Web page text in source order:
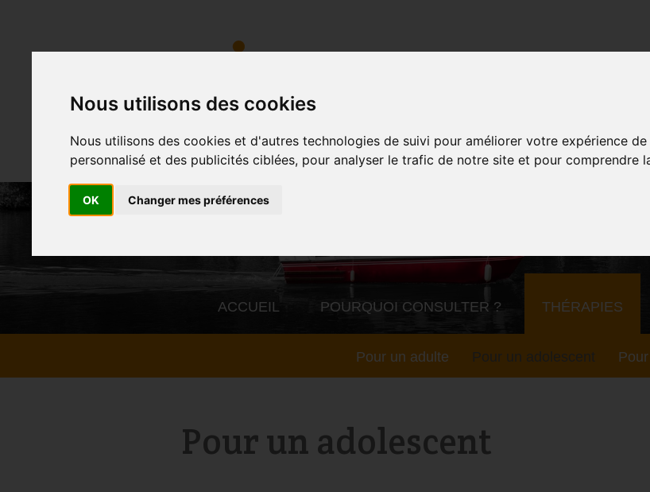
Nous utilisons des cookies
Nous utilisons des cookies et d'autres technologies de suivi pour améliorer votre expérience
personnalisé et des publicités ciblées, pour analyser le trafic de notre site et pour comprendre
OK Changer mes préférences
ACCUEIL POURQUOI CONSULTER ? THÉRAPIES
Pour un adulte Pour un adolescent
Pour un adolescent